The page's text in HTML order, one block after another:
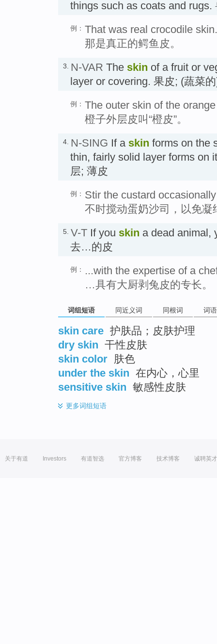
things such as coats and rugs.
例： That was real crocodile skin.
那是真正的鳄鱼皮。
3. N-VAR The skin of a fruit or
layer or covering. 果皮; (蔬菜
例： The outer skin of the
橙子外层皮叫“橙皮”。
4. N-SING If a skin forms on the
thin, fairly solid layer forms on
层; 薄皮
例： Stir the custard
不时搅动蛋奶沙司，以免凝
5. V-T If you skin a dead animal,
去…的皮
例：
...with the expertise of a
…具有大厨剥兔皮的专长。
词组短语 同近义词 同根词 词
skin care 护肤品；皮肤护理
dry skin 干性皮肤
skin color 肤色
under the skin 在内心，心里
sensitive skin 敏感性皮肤
更多词组短语
关于有道 Investors 有道智选 官方博客 技术博客 诚聘英才